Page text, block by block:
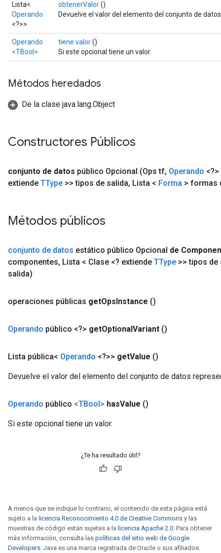
Lista<
Operando
<?>>
obtenerValor()
Devuelve el valor del elemento del conjunto de
Operando
<TBool>
tiene valor()
Si este opcional tiene un valor.
Métodos heredados
De la clase java.lang.Object
Constructores Públicos
conjunto de datos público Opcional (Ops tf, Operando
extiende TType >> tipos de salida, Lista < Forma > formas
Métodos públicos
conjunto de datos estático público Opcional de
componentes, Lista < Clase <? extiende TType >> tipos de
salida)
operaciones públicas getOpsInstance ()
Operando público <?> getOptionalVariant ()
Lista pública< Operando <?>> getValue ()
Devuelve el valor del elemento del conjunto de datos
Operando público <TBool> hasValue ()
Si este opcional tiene un valor.
¿Te ha resultado útil?
A menos que se indique lo contrario, el contenido de esta página está
sujeto a la licencia Reconocimiento 4.0 de Creative Commons y las
muestras de código están sujetas a la licencia Apache 2.0. Para obtener
más información, consulta las políticas del sitio web de Google
Developers. Java es una marca registrada de Oracle o sus afiliados.